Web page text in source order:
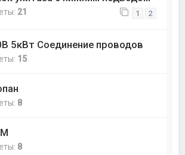
21 1 2
5кВт Соединение проводов
15
8
8